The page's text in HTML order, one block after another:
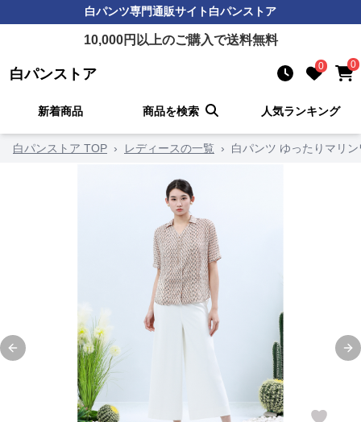
白パンツ専門通販サイト白パンストア
10,000円以上のご購入で送料無料
白パンストア 0 0
新着商品 商品を検索 人気ランキング
白パンストア TOP › レディースの一覧 › 白パンツ ゆったりマリ
Previous slide